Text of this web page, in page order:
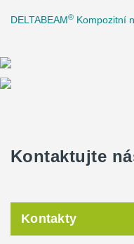
DELTABEAM® Kompozitní
Kontaktujte
Kontakty